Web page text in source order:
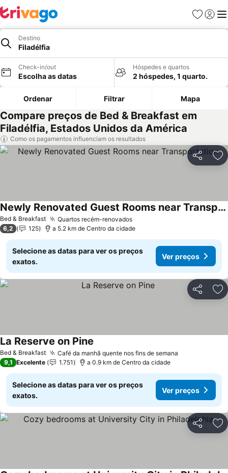
Favoritos
Iniciar
Destino
Filadélfia
Check-in/out
Escolha as datas
Hóspedes e quartos
2 hóspedes, 1 quarto.
Ordenar Filtrar Mapa
Compare preços de Bed & Breakfast em
Filadélfia, Estados Unidos da América
Como os pagamentos influenciam os resultados
Partilhar
Bed & Breakfast Quartos recém-renovados
Newly Renovated Guest Rooms near Transportation
6,2 125 a 5.2 km de Centro da cidade
Selecione as datas para ver os preços
exatos.
Ver preços
Partilhar
Bed & Breakfast Café da manhã quente nos fins de semana
La Reserve on Pine
9,1 Excelente 1.751 a 0.9 km de Centro da cidade
Selecione as datas para ver os preços
exatos.
Ver preços
Partilhar